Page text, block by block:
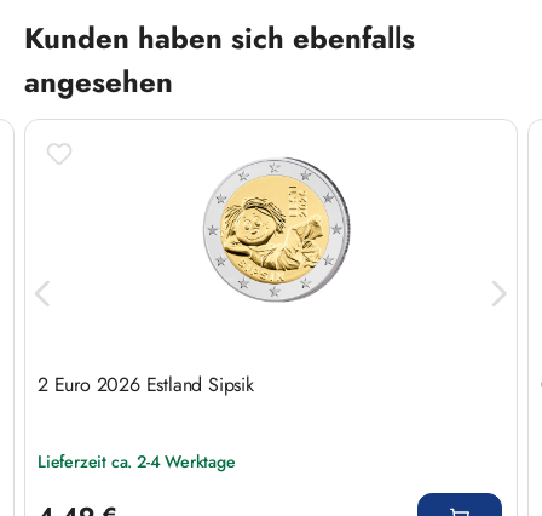
Produktgalerie überspringen
Kunden haben sich ebenfalls
angesehen
2 Euro 2026 Estland Sipsik
Lieferzeit ca. 2-4 Werktage